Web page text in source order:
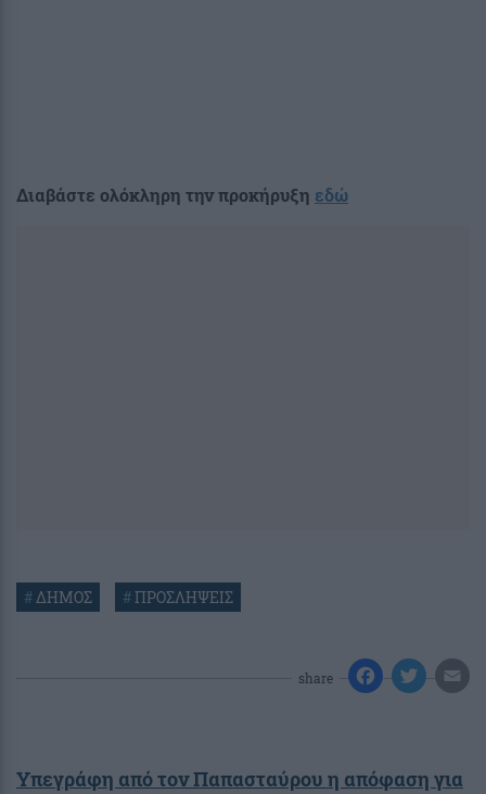
Διαβάστε ολόκληρη την προκήρυξη εδώ
#ΔΗΜΟΣ #ΠΡΟΣΛΗΨΕΙΣ
share
Υπεγράφη από τον Παπασταύρου η απόφαση για